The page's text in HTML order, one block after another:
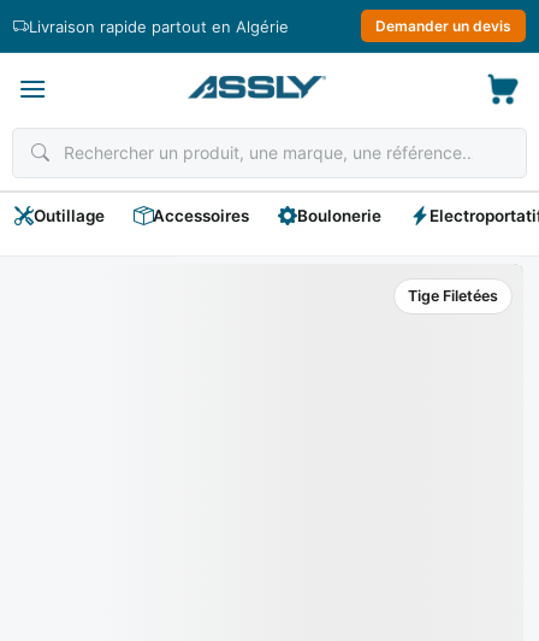
Livraison rapide partout en Algérie Demander un devis
Outillage Accessoires Boulonerie
Tige Filetées